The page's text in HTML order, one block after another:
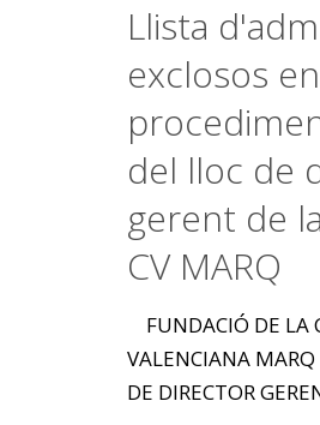
Llista
exclosos
del lloc de
gerent de
CV MARQ
FUNDACIÓ DE LA
VALENCIANA MARQ
DE DIRECTOR